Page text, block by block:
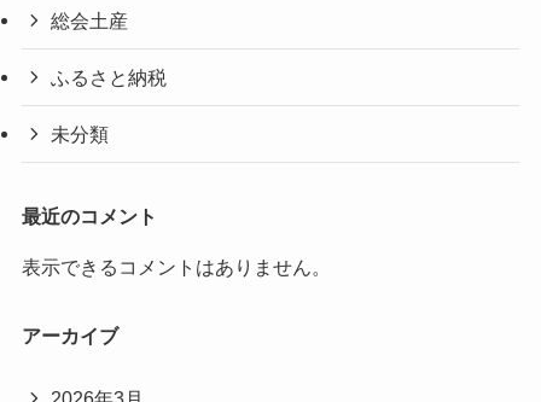
総会土産
ふるさと納税
未分類
最近のコメント
表示できるコメントはありません。
アーカイブ